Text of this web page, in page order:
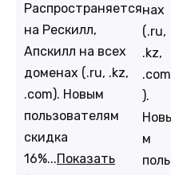
Распространяется
на Рескилл,
Апскилл на всех
доменах (.ru, .kz,
.com). Новым
пользователям
скидка
16%...Показать
нах
(.ru,
.kz,
.com
).
м
поль